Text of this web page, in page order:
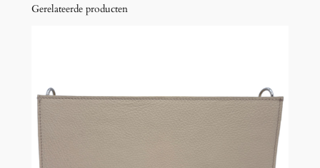
Gerelateerde producten